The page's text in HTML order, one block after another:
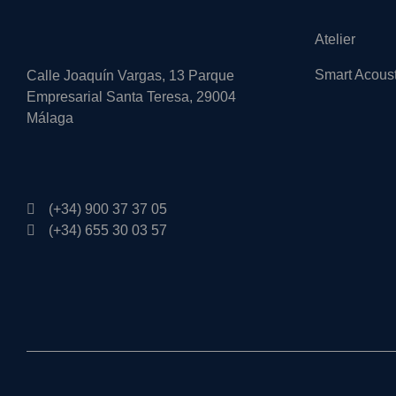
Calle Joaquín Vargas, 13 Parque
Empresarial Santa Teresa, 29004
Málaga
(+34) 900 37 37 05
(+34) 655 30 03 57
Atelier
Smart